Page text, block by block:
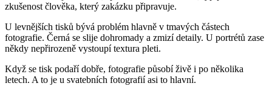
zkušenost člověka, který zakázku připravuje.
U levnějších tisků bývá problém hlavně v tmavých částech
fotografie. Černá se slije dohromady a zmizí detaily. U portrétů zase
někdy nepřirozeně vystoupí textura pleti.
Když se tisk podaří dobře, fotografie působí živě i po několika
letech. A to je u svatebních fotografií asi to hlavní.